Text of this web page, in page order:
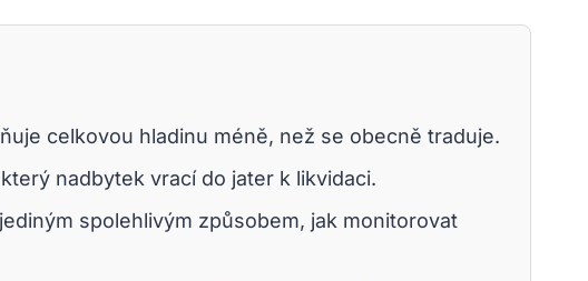
celkovou hladinu méně, než se obecně traduje.
nadbytek vrací do jater k likvidaci.
spolehlivým způsobem, jak monitorovat